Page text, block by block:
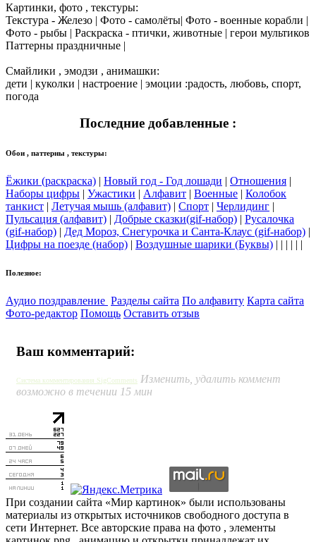
Картинки, фото , текстуры:
Текстура - Железо | Фото - самолёты| Фото - военные корабли |
Фото - рыбы | Раскраска - птички, животные | герои мультиков
Паттерны праздничные |
Смайлики , эмодзи , анимашки:
дети | куколки | настроение | эмоции :радость, любовь, спорт,
погода
Последние добавленные :
Обои , паттерны , текстуры:
Ёжики (раскраска) | Новый год - Год лошади | Отношения |
Наборы цифры | Ужастики | Алфавит | Военные | Колобок
танкист | Летучая мышь (алфавит) | Спорт | Черлидинг |
Пульсация (алфавит) | Добрые сказки(gif-набор) | Русалочка
(gif-набор) | Дед Мороз, Снегурочка и Санта-Клаус (gif-набор) |
Цифры на поезде (набор) | Воздушные шарики (Буквы) | | | | | |
Полезное:
Аудио поздравление Разделы сайта По алфавиту Карта сайта
Фото-редактор Помощь Оставить отзыв
Ваш комментарий:
Система комментирования SigComments Изменить, удалить коммент
возможно в течении 15 мин
При создании сайта «Мир картинок» были использованы
материалы из открытых источников свободного доступа в
сети Интернет. Все авторские права на фото , элементы